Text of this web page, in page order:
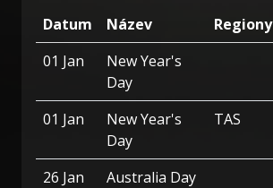
Datum Název
Regiony
01 Jan
New Year's
Day
01 Jan
New Year's
Day
TAS
26 Jan
Australia Day